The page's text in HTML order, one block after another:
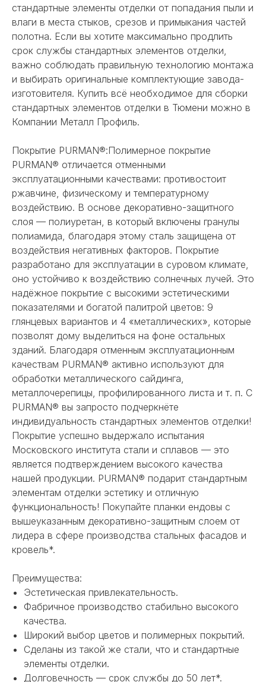
стандартные элементы отделки от попадания пыли и
влаги в места стыков, срезов и примыкания частей
полотна. Если вы хотите максимально продлить
срок службы стандартных элементов отделки,
важно соблюдать правильную технологию монтажа
и выбирать оригинальные комплектующие завода-
изготовителя. Купить всё необходимое для сборки
стандартных элементов отделки в Тюмени можно в
Компании Металл Профиль.
Покрытие PURMAN®:Полимерное покрытие
PURMAN® отличается отменными
эксплуатационными качествами: противостоит
ржавчине, физическому и температурному
воздействию. В основе декоративно-защитного
слоя — полиуретан, в который включены гранулы
полиамида, благодаря этому сталь защищена от
воздействия негативных факторов. Покрытие
разработано для эксплуатации в суровом климате,
оно устойчиво к воздействию солнечных лучей. Это
надёжное покрытие с высокими эстетическими
показателями и богатой палитрой цветов: 9
глянцевых вариантов и 4 «металлических», которые
позволят дому выделиться на фоне остальных
зданий. Благодаря отменным эксплуатационным
качествам PURMAN® активно используют для
обработки металлического сайдинга,
металлочерепицы, профилированного листа и т. п. С
PURMAN® вы запросто подчеркнёте
индивидуальность стандартных элементов отделки!
Покрытие успешно выдержало испытания
Московского института стали и сплавов — это
является подтверждением высокого качества
нашей продукции. PURMAN® подарит стандартным
элементам отделки эстетику и отличную
функциональность! Покупайте планки ендовы с
вышеуказанным декоративно-защитным слоем от
лидера в сфере производства стальных фасадов и
кровель*.
Преимущества:
Эстетическая привлекательность.
Фабричное производство стабильно высокого
качества.
Широкий выбор цветов и полимерных покрытий.
Сделаны из такой же стали, что и стандартные
элементы отделки.
Долговечность — срок службы до 50 лет*.
НЕ НАШЛИ НУЖНОЕ
ИЛИ НУЖНА ПОМОЩЬ
С ВЫБОРОМ?